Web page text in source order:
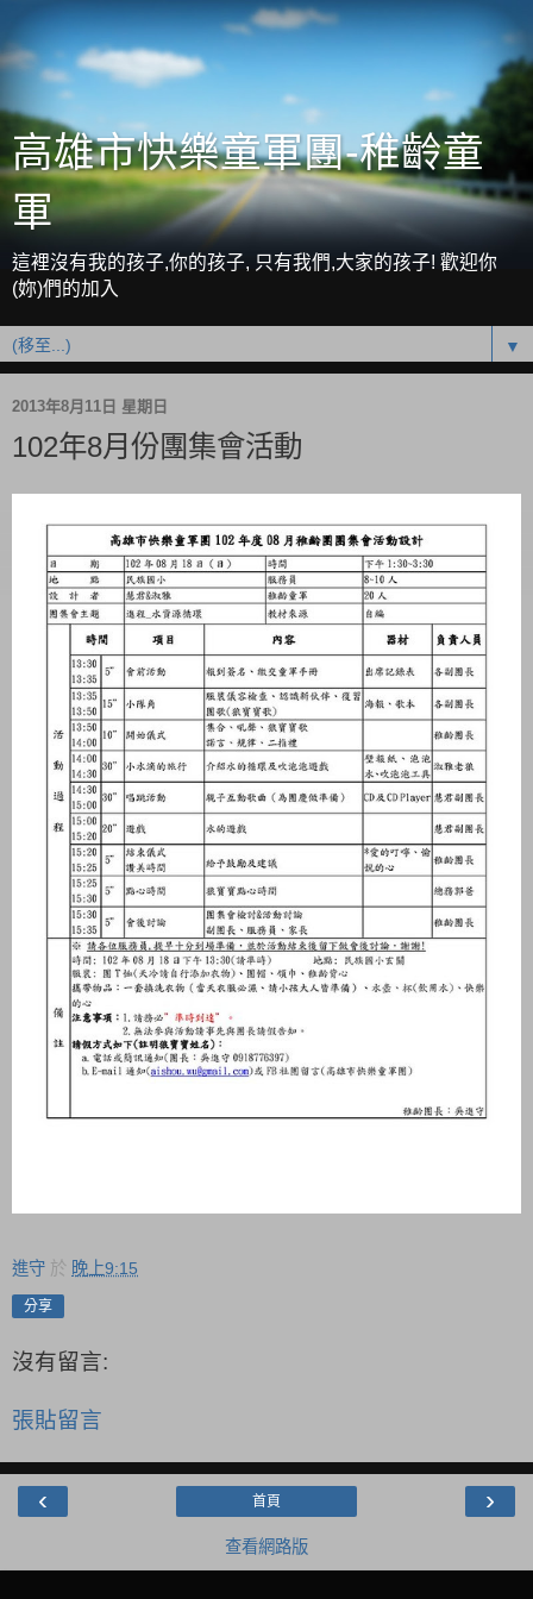
高雄市快樂童軍團-稚齡童
軍
這裡沒有我的孩子,你的孩子, 只有我們,大家的孩子! 歡迎你
(妳)們的加入
▼
2013年8月11日 星期日
102年8月份團集會活動
進守 於 晚上9:15
分享
沒有留言:
張貼留言
‹ ›
首頁
查看網路版